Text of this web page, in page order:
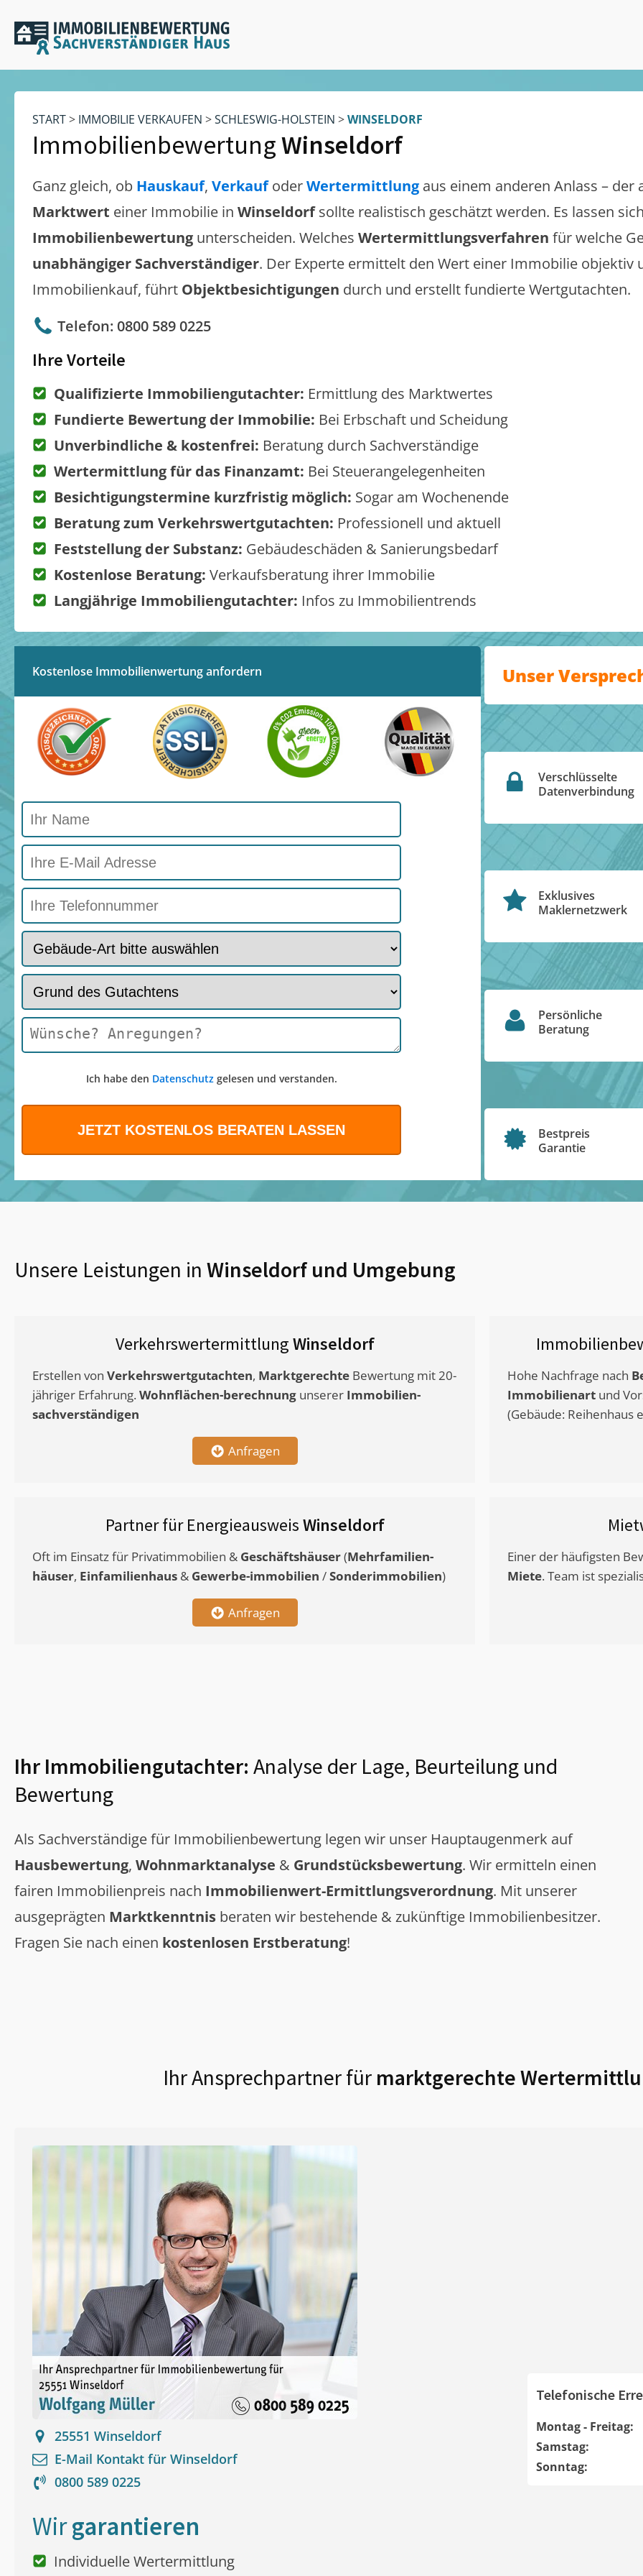
START> IMMOBILIE VERKAUFEN >SCHLESWIG-HOLSTEIN >WINSELDORF
ImmobilienbewertungWinseldorf
Ganz gleich, ob Hauskauf, VerkaufoderWertermittlung aus einem anderen Anlass – der
Marktwert einer Immobilie in Winseldorf sollte realistisch geschätzt werden. Es lassen
Immobilienbewertung unterscheiden. Welches Wertermittlungsverfahren für welche
unabhängiger Sachverständiger. Der Experte ermittelt den Wert einer Immobilie objektiv
Immobilienkauf, führt Objektbesichtigungen durch und erstellt fundierte Wertgutachten.
Telefon: 0800 589 0225
Ihre Vorteile
Qualifizierte Immobiliengutachter: Ermittlung des Marktwertes
Fundierte Bewertung der Immobilie: Bei Erbschaft und Scheidung
Unverbindliche & kostenfrei: Beratung durch Sachverständige
Wertermittlung für das Finanzamt: Bei Steuerangelegenheiten
Besichtigungstermine kurzfristig möglich: Sogar am Wochenende
Beratung zum Verkehrswertgutachten: Professionell und aktuell
Feststellung der Substanz: Gebäudeschäden & Sanierungsbedarf
Kostenlose Beratung: Verkaufsberatung ihrer Immobilie
Langjährige Immobiliengutachter: Infos zu Immobilientrends
Kostenlose Immobilienwertung anfordern
Ich habe den Datenschutzgelesen und verstanden.
Unser
Verschlüsselte
Datenverbindung
Exklusives
Maklernetzwerk
Persönliche
Beratung
Bestpreis
Garantie
Unsere Leistungen in Winseldorfund Umgebung
VerkehrswertermittlungWinseldorf
Erstellen von Verkehrswertgutachten, Marktgerechte Bewertung mit 20-
jähriger Erfahrung. Wohnflächen-berechnung unserer Immobilien-
sachverständigen
Anfragen
Hohe Nachfrage nach
Immobilienart und
(Gebäude: Reihenhaus
Partner für EnergieausweisWinseldorf
Oft im Einsatz für Privatimmobilien & Geschäftshäuser(Mehrfamilien-
häuser, Einfamilienhaus & Gewerbe-immobilien /Sonderimmobilien)
Anfragen
Einer der häufigsten
Miete. Team ist
Ihr Immobiliengutachter: Analyse der Lage, Beurteilung und
Bewertung
Als Sachverständige für Immobilienbewertung legen wir unser Hauptaugenmerk auf
Hausbewertung, Wohnmarktanalyse & Grundstücksbewertung. Wir ermitteln einen
fairen Immobilienpreis nach Immobilienwert-Ermittlungsverordnung. Mit unserer
ausgeprägten Marktkenntnis beraten wir bestehende & zukünftige Immobilienbesitzer.
Fragen Sie nach einen kostenlosen Erstberatung!
Ihr Ansprechpartner für marktgerechte
25551 Winseldorf
E-Mail Kontakt für Winseldorf
0800 589 0225
Telefonische
Montag - Freitag:
Samstag:
Sonntag:
Wirgarantieren
Individuelle Wertermittlung